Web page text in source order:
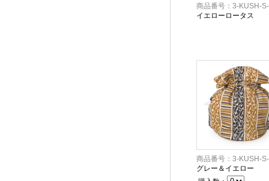
商品番号：3-KUSH-
イエローロータス
商品番号：3-KUSH-
グレー＆イエロー